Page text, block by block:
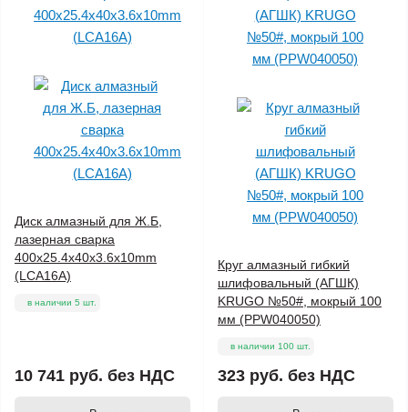
Диск алмазный для Ж.Б,
лазерная сварка
400x25.4x40x3.6x10mm
(LCA16A)
в наличии 5 шт.
10 741 руб. без НДС
Круг алмазный гибкий
шлифовальный (АГШК)
KRUGO №50#, мокрый 100
мм (PPW040050)
в наличии 100 шт.
323 руб. без НДС